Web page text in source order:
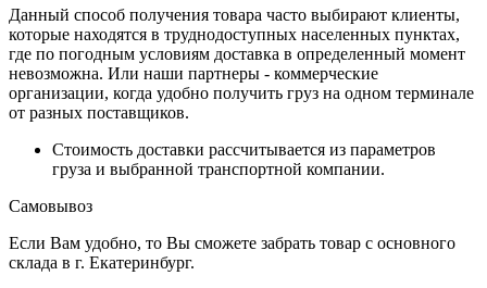
Данный способ получения товара часто выбирают клиенты,
которые находятся в труднодоступных населенных пунктах,
где по погодным условиям доставка в определенный момент
невозможна. Или наши партнеры - коммерческие
организации, когда удобно получить груз на одном терминале
от разных поставщиков.
Стоимость доставки рассчитывается из параметров
груза и выбранной транспортной компании.
Самовывоз
Если Вам удобно, то Вы сможете забрать товар с основного
склада в г. Екатеринбург.